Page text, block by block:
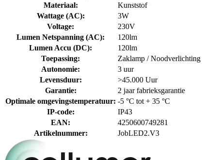
Materiaal:
Kunststof
Wattage (AC):
3W
Voltage:
230V
Lumen Netspanning (AC):
120lm
Lumen Accu (DC):
120lm
Toepassing:
Zaklamp / Noodverlichting
Autonomie:
3 uur
Levensduur:
>45.000 Uur
Garantie:
2 jaar fabrieksgarantie
Optimale omgevingstemperatuur: -5 °C tot + 35 °C
IP-code:
IP43
EAN:
4250600749281
Artikelnummer: JobLED2.V3